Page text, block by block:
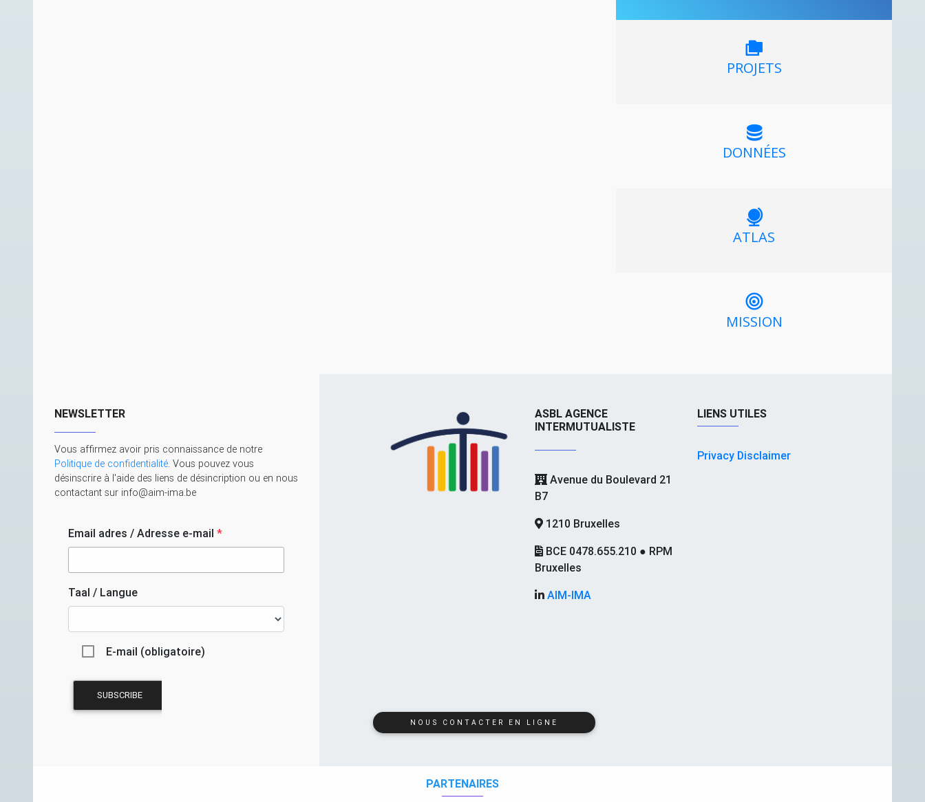
PROJETS
DONNÉES
ATLAS
MISSION
NEWSLETTER
Vous affirmez avoir pris connaissance de notre
Politique de confidentialité. Vous pouvez vous
désinscrire à l'aide des liens de désincription ou en nous
contactant sur info@aim-ima.be
Email adres / Adresse e-mail *
Taal / Langue
E-mail (obligatoire)
ASBL AGENCE
INTERMUTUALISTE
Avenue du Boulevard 21
B7
1210 Bruxelles
BCE 0478.655.210 ● RPM
Bruxelles
AIM-IMA
LIENS UTILES
Privacy Disclaimer
NOUS CONTACTER EN LIGNE
PARTENAIRES